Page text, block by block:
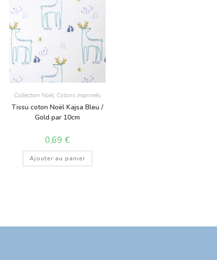
Collection Noël, Cotons imprimés
Tissu coton Noël Kajsa Bleu /
Gold par 10cm
0,69 €
Ajouter au panier